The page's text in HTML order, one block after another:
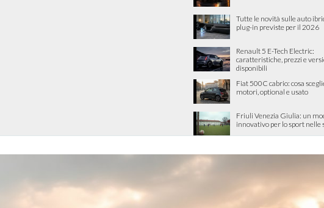
Tutte le novità sulle auto
plug-in previste per il 2026
Renault 5 E-Tech Electric:
caratteristiche, prezzi e
disponibili
Fiat 500C cabrio: cosa
motori, optional e usato
Friuli Venezia Giulia: un
innovativo per lo sport nelle